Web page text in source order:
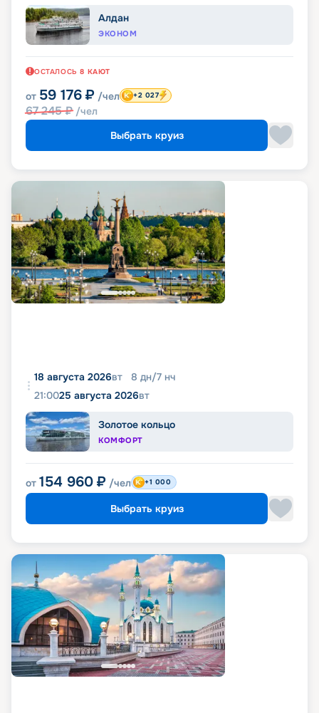
Алдан
ЭКОНОМ
ОСТАЛОСЬ 8 КАЮТ
от 59 176 ₽ /чел
67 245₽ /чел
+2 027
Выбрать круиз
18 августа 2026вт 8 дн/7 нч
21:0025 августа 2026вт
Золотое кольцо
КОМФОРТ
от 154 960 ₽ /чел +1 000
Выбрать круиз